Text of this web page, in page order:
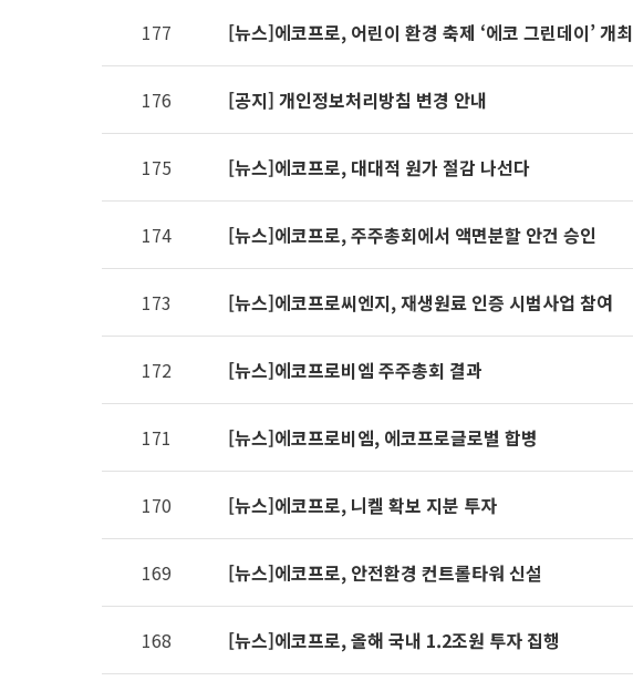
제목,
카테고리,
작성일
제공표
177 [뉴스]에코프로, 어린이 환경 축제 ‘에코 그린데이’ 개최
176 [공지] 개인정보처리방침 변경 안내
175 [뉴스]에코프로, 대대적 원가 절감 나선다
174 [뉴스]에코프로, 주주총회에서 액면분할 안건 승인
173 [뉴스]에코프로씨엔지, 재생원료 인증 시범사업 참여
172 [뉴스]에코프로비엠 주주총회 결과
171 [뉴스]에코프로비엠, 에코프로글로벌 합병
170 [뉴스]에코프로, 니켈 확보 지분 투자
169 [뉴스]에코프로, 안전환경 컨트롤타워 신설
168 [뉴스]에코프로, 올해 국내 1.2조원 투자 집행